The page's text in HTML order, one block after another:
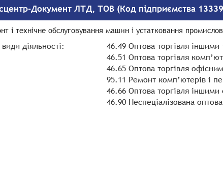
Документ ЛТД, ТОВ (Код підприємства
і технічне обслуговування машин і устатковання
діяльності:
46.49 Оптова торгівля
46.51 Оптова торгівля
46.65 Оптова торгівля
95.11 Ремонт комп’ютерів і
46.66 Оптова торгівля
46.90 Неспеціалізована